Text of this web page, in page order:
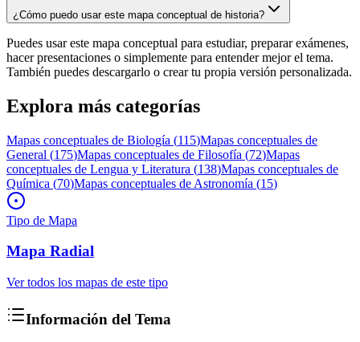
¿Cómo puedo usar este mapa conceptual de historia?
Puedes usar este mapa conceptual para estudiar, preparar exámenes,
hacer presentaciones o simplemente para entender mejor el tema.
También puedes descargarlo o crear tu propia versión personalizada.
Explora más categorías
Mapas conceptuales de Biología (115)Mapas conceptuales de
General (175)Mapas conceptuales de Filosofía (72)Mapas
conceptuales de Lengua y Literatura (138)Mapas conceptuales de
Química (70)Mapas conceptuales de Astronomía (15)
Tipo de Mapa
Mapa Radial
Ver todos los mapas de este tipo
Información del Tema